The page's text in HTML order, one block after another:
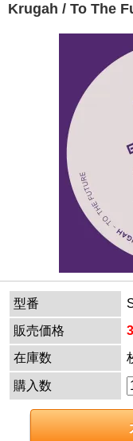
Krugah / To The
型番
販売価格
在庫数
購入数